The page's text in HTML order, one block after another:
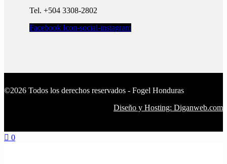
Tel. +504 3308-2802
Facebook Icon-social-instagram
©2026 Todos los derechos reservados - Fogel Honduras
Diseño y Hosting: Diganweb.com
0